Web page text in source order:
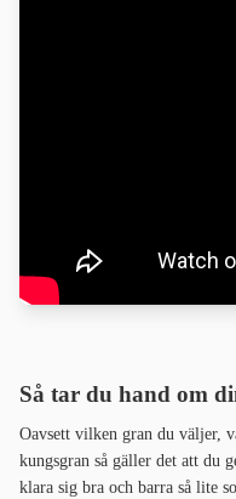
Så tar du hand om
Oavsett vilken gran du väljer,
kungsgran så gäller det att du
klara sig bra och barra så lite